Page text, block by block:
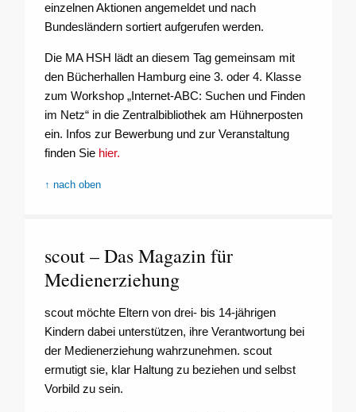
einzelnen Aktionen angemeldet und nach
Bundesländern sortiert aufgerufen werden.
Die MA HSH lädt an diesem Tag gemeinsam mit
den Bücherhallen Hamburg eine 3. oder 4. Klasse
zum Workshop „Internet-ABC: Suchen und Finden
im Netz“ in die Zentralbibliothek am Hühnerposten
ein. Infos zur Bewerbung und zur Veranstaltung
finden Sie hier.
↑ nach oben
scout – Das Magazin für
Medienerziehung
scout möchte Eltern von drei- bis 14-jährigen
Kindern dabei unterstützen, ihre Verantwortung bei
der Medienerziehung wahrzunehmen. scout
ermutigt sie, klar Haltung zu beziehen und selbst
Vorbild zu sein.